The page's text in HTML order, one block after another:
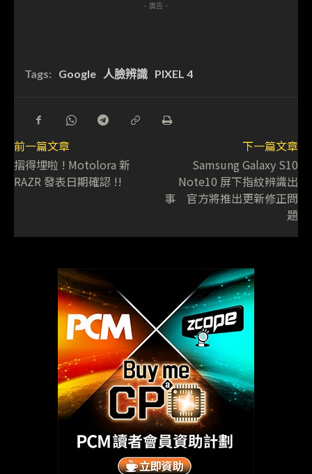
- 廣告 -
Tags: Google 人臉辨識 PIXEL 4
前一篇文章
摺得埋啦 ! Motolora 新
RAZR 發表日期確認 !!
下一篇文章
Samsung Galaxy S10
Note10 屏下指紋辨識出
事 官方將推出更新修正問
題